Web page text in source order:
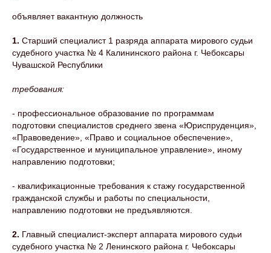
объявляет вакантную должность
1. Старший специалист 1 разряда аппарата мирового судьи
судебного участка № 4 Калининского района г. Чебоксары
Чувашской Республики
требования:
- профессиональное образование по программам
подготовки специалистов среднего звена «Юриспруденция»,
«Правоведение», «Право и социальное обеспечение»,
«Государственное и муниципальное управление», иному
направлению подготовки;
- квалификационные требования к стажу государственной
гражданской службы и работы по специальности,
направлению подготовки не предъявляются.
2. Главный специалист-эксперт аппарата мирового судьи
судебного участка № 2 Ленинского района г. Чебоксары